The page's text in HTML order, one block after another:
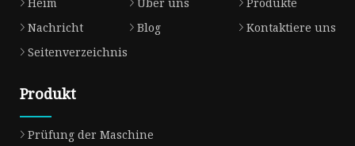
Nachricht
Blog
Kontaktiere uns
Seitenverzeichnis
Produkt
Prüfung der Maschine